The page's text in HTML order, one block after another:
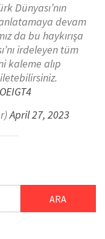
Dünyası’nın
devam
da bu haykırışa
irdeleyen tüm
kaleme alıp
April 27, 2023